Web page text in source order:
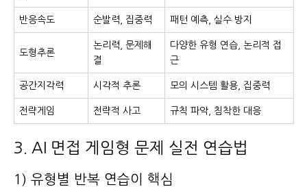
반응속도 순발력, 집중력 패턴 예측, 실수 방지
도형추론
논리력, 문제해
결
다양한 유형 연습, 논리적 접
근
공간지각력 시각적 추론 모의 시스템 활용, 집중력
전략게임 전략적 사고 규칙 파악, 침착한 대응
3. AI 면접 게임형 문제 실전 연습법
1) 유형별 반복 연습이 핵심